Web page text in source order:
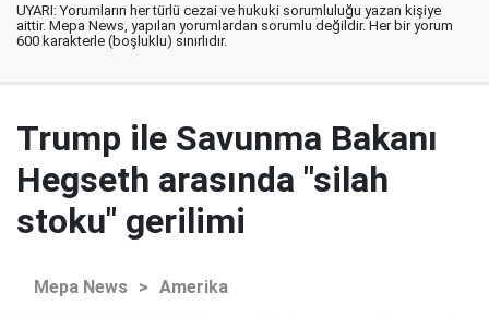
UYARI: Yorumların her türlü cezai ve hukuki sorumluluğu yazan kişiye
aittir. Mepa News, yapılan yorumlardan sorumlu değildir. Her bir yorum
600 karakterle (boşluklu) sınırlıdır.
Trump ile Savunma Bakanı
Hegseth arasında "silah
stoku" gerilimi
Mepa News > Amerika